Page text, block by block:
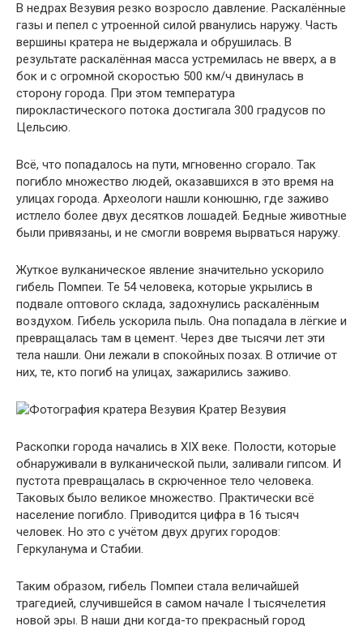
В недрах Везувия резко возросло давление. Раскалённые
газы и пепел с утроенной силой рванулись наружу. Часть
вершины кратера не выдержала и обрушилась. В
результате раскалённая масса устремилась не вверх, а в
бок и с огромной скоростью 500 км/ч двинулась в
сторону города. При этом температура
пирокластического потока достигала 300 градусов по
Цельсию.
Всё, что попадалось на пути, мгновенно сгорало. Так
погибло множество людей, оказавшихся в это время на
улицах города. Археологи нашли конюшню, где заживо
истлело более двух десятков лошадей. Бедные животные
были привязаны, и не смогли вовремя вырваться наружу.
Жуткое вулканическое явление значительно ускорило
гибель Помпеи. Те 54 человека, которые укрылись в
подвале оптового склада, задохнулись раскалённым
воздухом. Гибель ускорила пыль. Она попадала в лёгкие и
превращалась там в цемент. Через две тысячи лет эти
тела нашли. Они лежали в спокойных позах. В отличие от
них, те, кто погиб на улицах, зажарились заживо.
Кратер Везувия
Раскопки города начались в XIX веке. Полости, которые
обнаруживали в вулканической пыли, заливали гипсом. И
пустота превращалась в скрюченное тело человека.
Таковых было великое множество. Практически всё
население погибло. Приводится цифра в 16 тысяч
человек. Но это с учётом двух других городов:
Геркуланума и Стабии.
Таким образом, гибель Помпеи стала величайшей
трагедией, случившейся в самом начале I тысячелетия
новой эры. В наши дни когда-то прекрасный город